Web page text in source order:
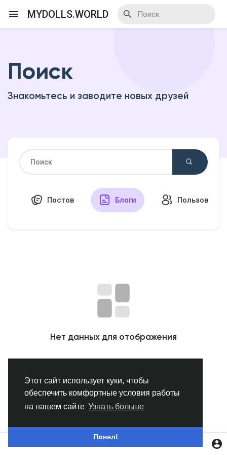
Этот сайт использует куки, чтобы
обеспечить комфортные условия работы
на нашем сайте Узнать больше
Понял!
MYDOLLS.WORLD
Я организатор
Смотреть Базар
Популярные посты
Найти сообщения
Поиск
Знакомьтесь и заводите новых друзей
Постов Блоги
Нет данных для отображения